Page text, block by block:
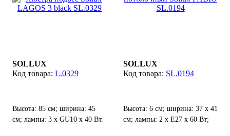
SOLLUX
L.0329
Высота: 85 см; ширина: 45
см; лампы: 3 х GU10 х 40 Вт.
SOLLUX
SL.0194
Высота: 6 см; ширина: 37 х 41
см; лампы: 2 х Е27 х 60 Вт;